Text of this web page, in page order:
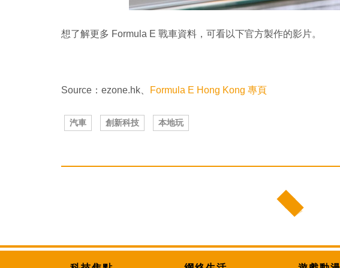
想了解更多 Formula E 戰車資料，可看以下官方製作的影片。
Source：ezone.hk、 Formula E Hong Kong 專頁
汽車 創新科技 本地玩